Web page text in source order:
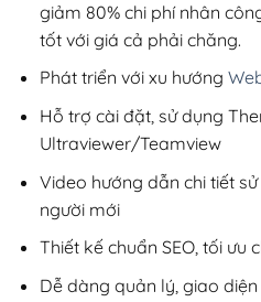
giảm 80% chi phí nhân
tốt với giá cả phải chăng.
Phát triển với xu hướng
Hỗ trợ cài đặt, sử dụng
Ultraviewer/Teamview
Video hướng dẫn chi tiết
người mới
Thiết kế chuẩn SEO, tối ưu
Dễ dàng quản lý, giao diện